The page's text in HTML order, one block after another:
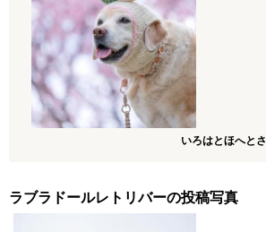
いろはとほへと
ラブラドールレトリバーの投稿写真